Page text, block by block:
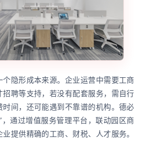
隐形成本来源。企业运营中需要工商
聘等支持，若没有配套服务，需自行
时间，还可能遇到不靠谱的机构。德必
，通过增值服务管理平台，联动园区商
提供精确的工商、财税、人才服务。